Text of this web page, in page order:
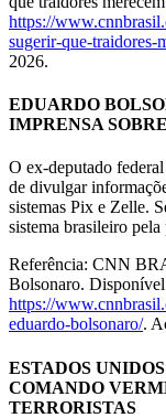
https://
sugerir-que-traidores-
2026.
EDUARDO
IMPRENSA
O ex-deputado
de divulgar
sistemas Pix e Zelle.
sistema brasileiro
Referência: CNN
Bolsonaro. Disponível
https://
eduardo-bolsonaro/.
ESTADOS
COMANDO
TERRORISTAS